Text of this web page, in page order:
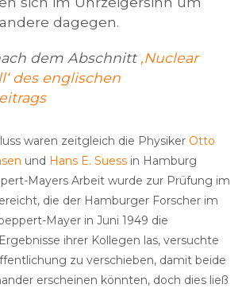
dagegen.
dem Abschnitt ‚Nuclear
des englischen
waren zeitgleich die Physiker Otto
und Hans E. Suess in Hamburg
Mayers Arbeit wurde zur Prüfung im
die der Hamburger Forscher im
Mayer in Juni 1949 die
ihrer Kollegen las, versuchte
zu verschieben, damit beide
erscheinen könnten, doch dies ließ